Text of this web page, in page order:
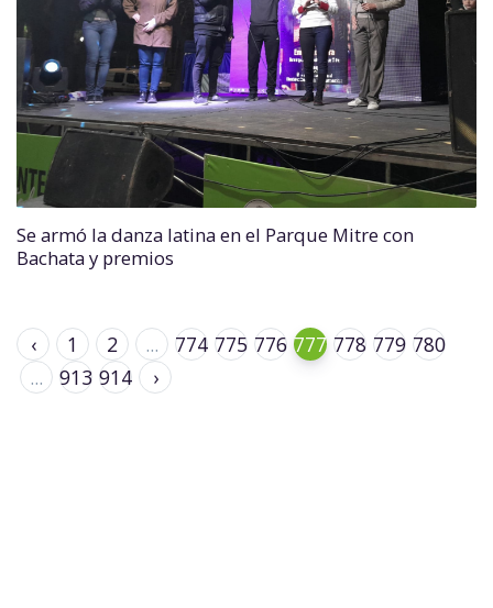
Se armó la danza latina en el Parque Mitre con
Bachata y premios
‹ 1 2 ... 774 775 776 777 778 779 780
...
913 914 ›